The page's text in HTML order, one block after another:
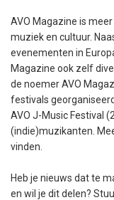
AVO Magazine is
muziek en cultuur.
evenementen in
Magazine ook zelf
de noemer AVO
festivals
AVO J-Music Festival
(indie)muzikanten.
vinden.
Heb je nieuws dat te
en wil je dit delen?